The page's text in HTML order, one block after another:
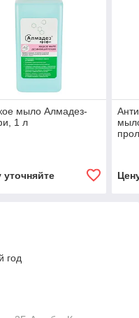
мыло Алмадез-
1 л
уточняйте
год